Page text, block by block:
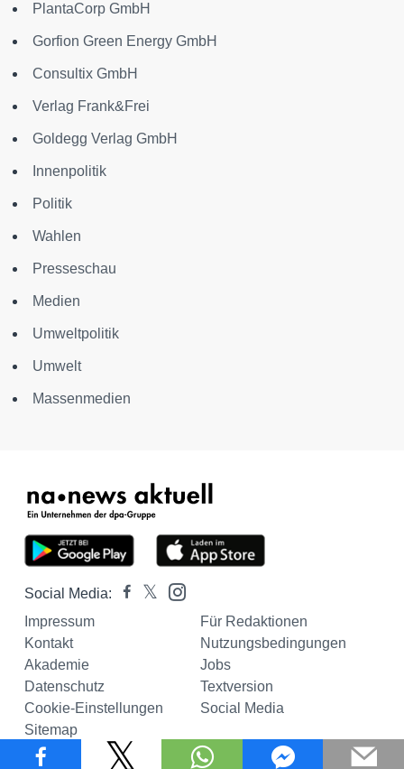
PlantaCorp GmbH
Gorfion Green Energy GmbH
Consultix GmbH
Verlag Frank&Frei
Goldegg Verlag GmbH
Innenpolitik
Politik
Wahlen
Presseschau
Medien
Umweltpolitik
Umwelt
Massenmedien
Social Media:
Impressum
Für Redaktionen
Kontakt
Nutzungsbedingungen
Akademie
Jobs
Datenschutz
Textversion
Cookie-Einstellungen
Social Media
Sitemap